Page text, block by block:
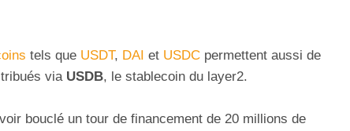
tels que USDT, DAI et USDC permettent aussi de
via USDB, le stablecoin du layer2.
bouclé un tour de financement de 20 millions de